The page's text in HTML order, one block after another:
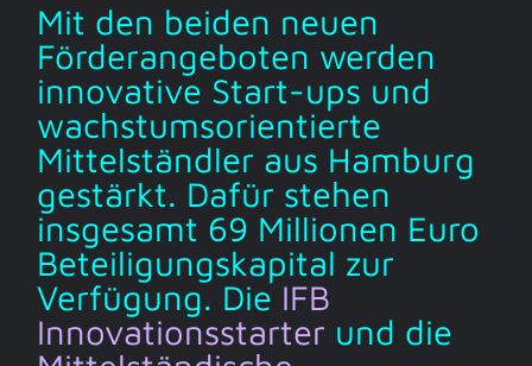
Mit den beiden neuen
Förderangeboten werden
innovative Start-ups und
wachstumsorientierte
Mittelständler aus Hamburg
gestärkt. Dafür stehen
insgesamt 69 Millionen Euro
Beteiligungskapital zur
Verfügung. Die IFB
Innovationsstarter und die